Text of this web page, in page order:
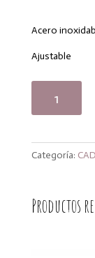
Acero
Ajustable
Categoría:
Productos